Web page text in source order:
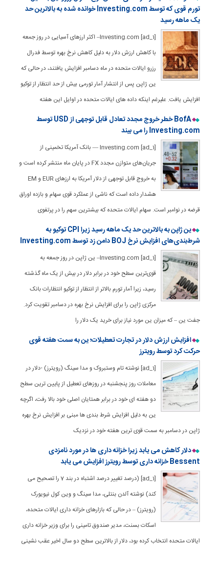
تورم قوی که توسط Investing.com خوانده شده به بالاترین حد
یک ماهه رسید
[ad_1] Investing.com– اکثر ارزهای آسیایی در روز جمعه
با کاهش ارزش دلار به دلیل کاهش نرخ بهره توسط فدرال
رزرو ایالات متحده در ماه دسامبر افزایش یافتند، در حالی که
ین ژاپن پس از انتشار آمار تورمی بیش از حد انتظار از توکیو
افزایش یافت. علیرغم اینکه داده های ایالات متحده در اوایل این هفته
BofA خطر خروج مجدد تعادل قابل توجهی از USD توسط
Investing.com را می بیند
[ad_1] Investing.com — بانک آمریکا تخمینی از
جریان‌های متوازن مجدد FX در پایان ماه منتشر کرده است و
به خروج قابل توجهی از دلار آمریکا به ارزهای EUR و EM
هشدار داده است که ناشی از عملکرد قوی سهام و بازده اوراق
قرضه در نوامبر است. سهام ایالات متحده که بیشترین سهم را در پرتفوی
ین ژاپن به بالاترین حد یک ماهه رسید زیرا CPI توکیو به
شرط‌بندی‌های افزایش نرخ BOJ دامن زد توسط Investing.com
[ad_1] Investing.com– ین ژاپن در روز جمعه به
قوی‌ترین سطح خود در برابر دلار در بیش از یک ماه گذشته
رسید، زیرا آمار تورم بالاتر از انتظار از توکیو انتظارات بانک
مرکزی ژاپن را برای افزایش نرخ بهره در دسامبر تقویت کرد.
جفت ین – که میزان ین مورد نیاز برای خرید یک دلار را
افزایش ارزش دلار در تجارت تعطیلات؛ ین به سمت هفته قوی
حرکت کرد توسط رویترز
[ad_1] نوشته تام وستبروک و مدا سینگ (رویترز) -دلار در
معاملات روز پنجشنبه در روزهای تعطیل از پایین ترین سطح
دو هفته ای خود در برابر همتایان اصلی خود بالا رفت، اگرچه
ین به دلیل افزایش شرط بندی ها مبنی بر افزایش نرخ بهره
ژاپن در دسامبر به سمت قوی ترین هفته خود در نزدیک
دلار کاهش می یابد زیرا خزانه داری ها در مورد نامزدی
Bessent خزانه داری توسط رویترز افزایش می یابد
[ad_1] (درصد تغییر درصد اشتباه در بند 7 را تصحیح می
کند) نوشته آلدن بنتلی، مدا سینگ و وین کول نیویورک
(رویترز) – در حالی که بازارهای خزانه داری ایالات متحده،
اسکات بسنت، مدیر صندوق تامینی را برای وزیر خزانه داری
ایالات متحده انتخاب کرده بود، دلار از بالاترین سطح دو سال اخیر عقب نشینی